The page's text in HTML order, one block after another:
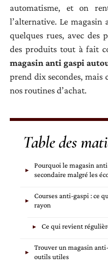
automatisme, et on
l’alternative. Le
quelques rues, avec des
des produits tout à fait
magasin anti gaspi
prend dix secondes, mais
nos routines d’achat.
Table des
Pourquoi le magasin
secondaire malgré les
Courses anti-gaspi : ce
rayon
Ce qui revient
Trouver un magasin
outils utiles